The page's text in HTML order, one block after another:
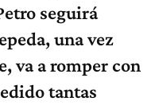
seguirá
una vez
va a romper con
tantas